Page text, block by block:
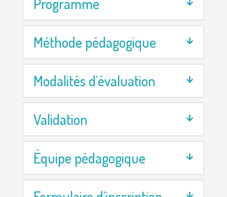
Programme
Méthode pédagogique
Modalités d’évaluation
Validation
Équipe pédagogique